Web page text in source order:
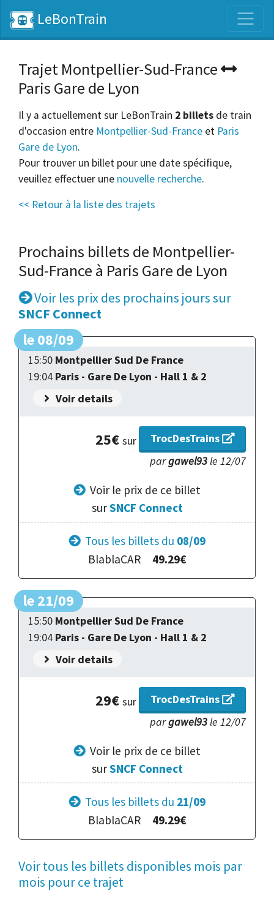
LeBonTrain
Trajet Montpellier-Sud-France
Paris Gare de Lyon
Il y a actuellement sur LeBonTrain 2 billets de train
d'occasion entre Montpellier-Sud-France et Paris
Gare de Lyon.
Pour trouver un billet pour une date spécifique,
veuillez effectuer une nouvelle recherche.
<< Retour à la liste des trajets
Prochains billets de Montpellier-
Sud-France à Paris Gare de Lyon
Voir les prix des prochains jours sur
SNCF Connect
le 08/09
15:50 Montpellier Sud De France
19:04 Paris - Gare De Lyon - Hall 1 & 2
Voir details
25€ sur
TrocDesTrains
pargawel93le 12/07
Voir le prix de ce billet
surSNCF Connect
Tous les billets du 08/09
BlablaCAR
49.29€
le 21/09
15:50 Montpellier Sud De France
19:04 Paris - Gare De Lyon - Hall 1 & 2
Voir details
29€ sur
TrocDesTrains
pargawel93le 12/07
Voir le prix de ce billet
surSNCF Connect
Tous les billets du 21/09
BlablaCAR
49.29€
Voir tous les billets disponibles mois par
mois pour ce trajet